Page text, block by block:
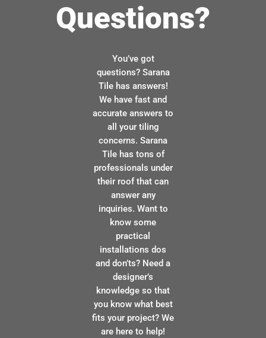
Questions?
You’ve got
questions? Sarana
Tile has answers!
We have fast and
accurate answers to
all your tiling
concerns. Sarana
Tile has tons of
professionals under
their roof that can
answer any
inquiries. Want to
know some
practical
installations dos
and don’ts? Need a
designer’s
knowledge so that
you know what best
fits your project? We
are here to help!